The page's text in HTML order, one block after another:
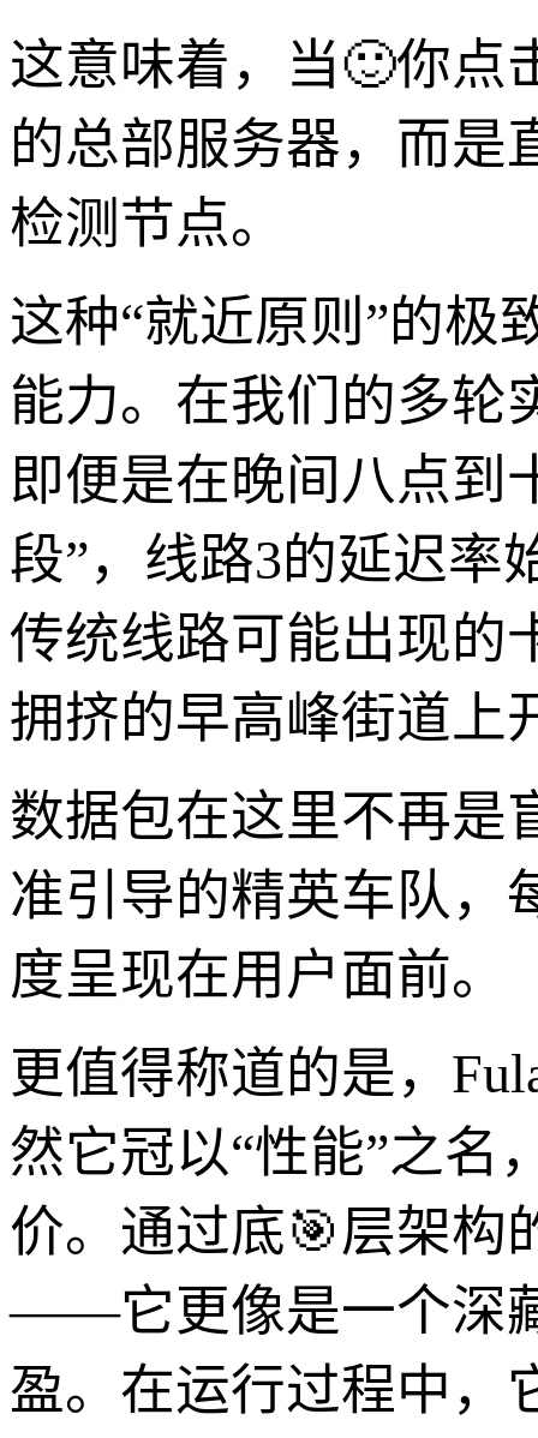
这意味着，当🙂你点
的总部服务器，而是
检测节点。
这种“就近原则”的极
能力。在我们的多轮
即便是在晚间八点到
段”，线路3的延迟率
传统线路可能出现的
拥挤的早高峰街道上
数据包在这里不再是
准引导的精英车队，
度呈现在用户面前。
更值得称道的是，
然它冠以“性能”之名
价。通过底🎯层架构
——它更像是一个深
盈。在运行过程中，